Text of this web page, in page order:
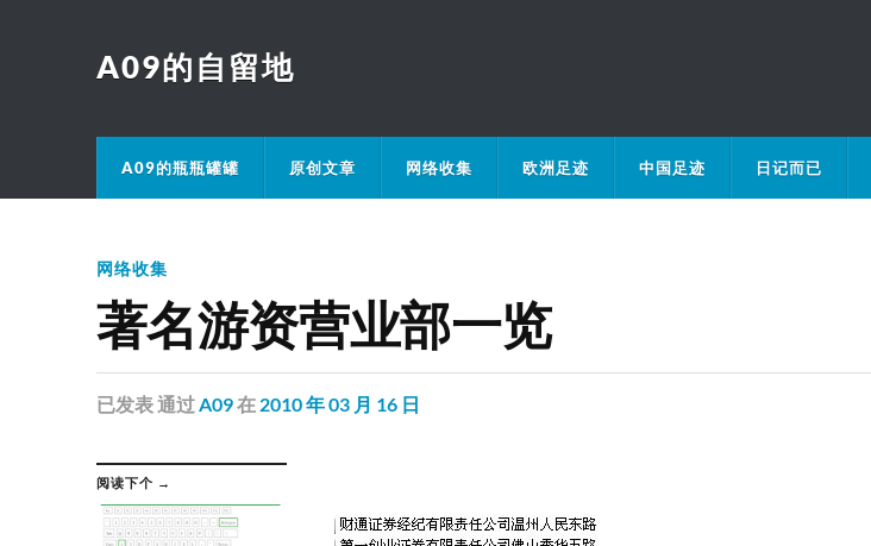
A09的自留地
A09的瓶瓶罐罐 原创文章 网络收集 欧洲足迹 中国足迹 日记而已
网络收集
著名游资营业部一览
已发表通过A09在 2010 年 03 月 16 日
阅读下个 →